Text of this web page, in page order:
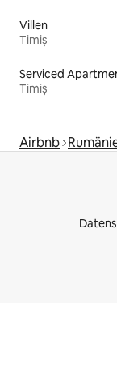
Villen
Timiș
Serviced
Timiș
Airbnb